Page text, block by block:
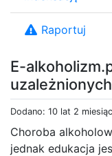
E-
uzależnionych
Dodano: 10 lat 2
Choroba
jednak edukacja
Raportuj